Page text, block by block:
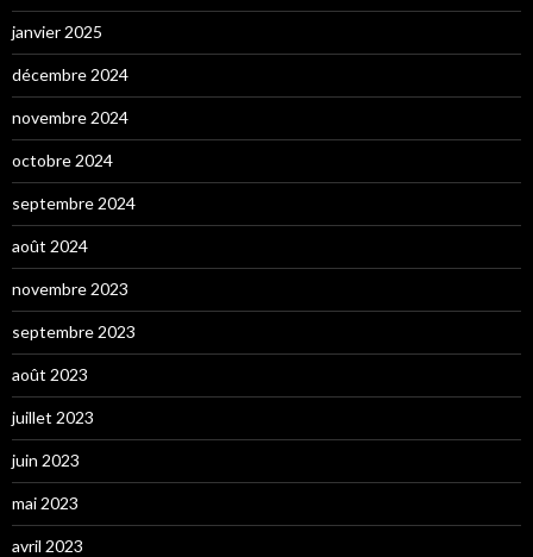
janvier 2025
décembre 2024
novembre 2024
octobre 2024
septembre 2024
août 2024
novembre 2023
septembre 2023
août 2023
juillet 2023
juin 2023
mai 2023
avril 2023